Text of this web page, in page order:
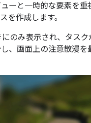
ーと一時的な要素を重
を作成します。
のみ表示され、タス
、画面上の注意散漫を